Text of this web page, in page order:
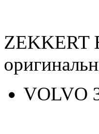
ZEKKERT
VOLVO